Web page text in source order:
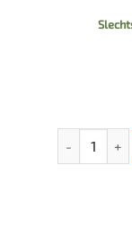
Contrast